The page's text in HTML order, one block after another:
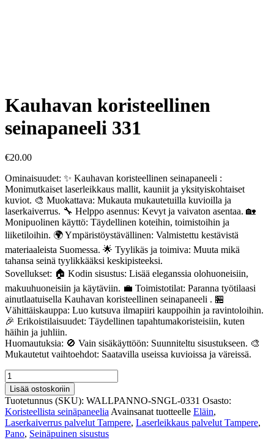
Kauhavan koristeellinen
seinapaneeli 331
€20.00
Ominaisuudet: ✨ Kauhavan koristeellinen seinapaneeli :
Monimutkaiset laserleikkaus mallit, kauniit ja yksityiskohtaiset
kuviot. 🎨 Muokattava: Mukauta mukautetuilla kuvioilla ja
laserkaiverrus. 🔧 Helppo asennus: Kevyt ja vaivaton asentaa. 🏡
Monipuolinen käyttö: Täydellinen koteihin, toimistoihin ja
liiketiloihin. 🌍 Ympäristöystävällinen: Valmistettu kestävistä
materiaaleista Suomessa. 🌟 Tyylikäs ja toimiva: Muuta mikä
tahansa seinä tyylikkääksi keskipisteeksi.
Sovellukset: 🏠 Kodin sisustus: Lisää eleganssia olohuoneisiin,
makuuhuoneisiin ja käytäviin. 💼 Toimistotilat: Paranna työtilaasi
ainutlaatuisella Kauhavan koristeellinen seinapaneeli . 🏪
Vähittäiskauppa: Luo kutsuva ilmapiiri kauppoihin ja ravintoloihin.
🎉 Erikoistilaisuudet: Täydellinen tapahtumakoristeisiin, kuten
häihin ja juhliin.
Huomautuksia: 🚫 Vain sisäkäyttöön: Suunniteltu sisustukseen. 🎨
Mukautetut vaihtoehdot: Saatavilla useissa kuvioissa ja väreissä.
Kauhavan
koristeellinen
seinapaneeli
331
määrä
Lisää ostoskoriin
Tuotetunnus (SKU): WALLPANNO-SNGL-0331 Osasto:
Koristeellista seinäpaneelia Avainsanat tuotteelle Eläin,
Laserkaiverrus palvelut Tampere, Laserleikkaus palvelut Tampere,
Pano, Seinäpuinen sisustus